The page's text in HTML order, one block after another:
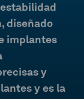
diseñado
implantes
y
y es la